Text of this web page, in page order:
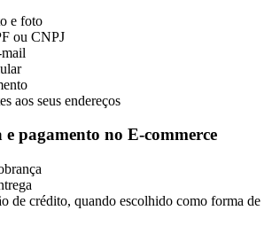
e foto
ou CNPJ
aos seus endereços
e pagamento no E-commerce
de crédito, quando escolhido como forma de